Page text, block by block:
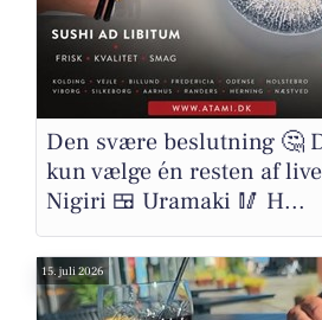
Den svære beslutning 🤔
kun vælge én resten af
Nigiri 🍱 Uramaki 🥢 H...
15. juli 2026